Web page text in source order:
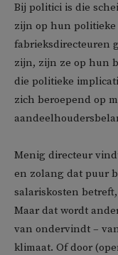
Bij politici is die
zijn op hun politieke
fabrieksdirecteuren
zijn, zijn ze op hun
die politieke
zich beroepend op
Menig directeur
en zolang dat puur
salariskosten
Maar dat wordt
van ondervindt –
klimaat. Of door